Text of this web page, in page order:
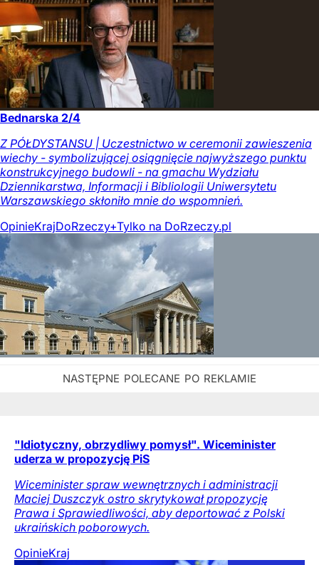
Bednarska 2/4
Z PÓŁDYSTANSU | Uczestnictwo w ceremonii zawieszenia
wiechy - symbolizującej osiągnięcie najwyższego punktu
konstrukcyjnego budowli - na gmachu Wydziału
Dziennikarstwa, Informacji i Bibliologii Uniwersytetu
Warszawskiego skłoniło mnie do wspomnień.
OpinieKrajDoRzeczy+Tylko na DoRzeczy.pl
"Idiotyczny, obrzydliwy pomysł". Wiceminister
uderza w propozycję PiS
Wiceminister spraw wewnętrznych i administracji
Maciej Duszczyk ostro skrytykował propozycję
Prawa i Sprawiedliwości, aby deportować z Polski
ukraińskich poborowych.
OpinieKraj